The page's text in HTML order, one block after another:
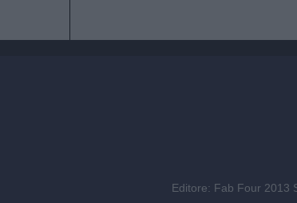
Editore: Fab Four 2013